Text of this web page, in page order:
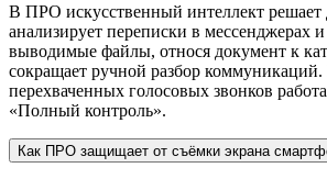
В ПРО искусственный интеллект решает
анализирует переписки в мессенджерах
выводимые файлы, относя документ к
сокращает ручной разбор
перехваченных голосовых звонков
«Полный контроль».
Как ПРО защищает от съёмки экрана